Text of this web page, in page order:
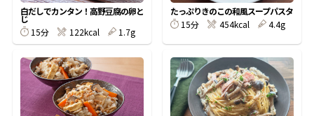
新鮮一番 『氷熟®』
白だしでカンタン！高野豆腐の卵と
じ
15分
122kcal 1.7g
たっぷりきのこの和風スープパスタ
15分
454kcal 4.4g